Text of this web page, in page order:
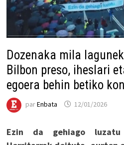
Dozenaka mila
Bilbon preso, iheslari
egoera behin betiko
parEnbata 12/01/2026
Ezin da gehiago